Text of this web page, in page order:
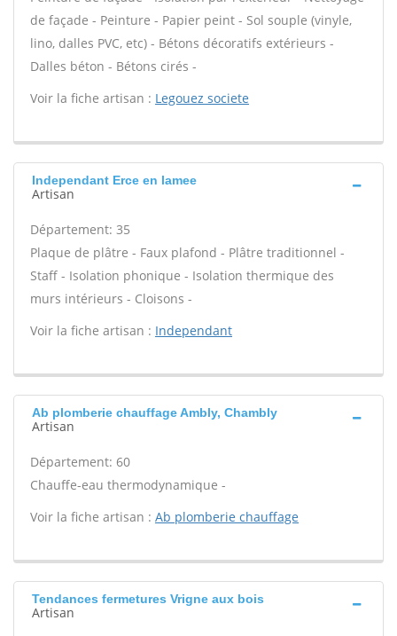
de façade - Peinture - Papier peint - Sol souple (vinyle,
lino, dalles PVC, etc) - Bétons décoratifs extérieurs -
Dalles béton - Bétons cirés -
Voir la fiche artisan : Legouez societe
Independant Erce en lamee
Artisan
Département: 35
Plaque de plâtre - Faux plafond - Plâtre traditionnel -
Staff - Isolation phonique - Isolation thermique des
murs intérieurs - Cloisons -
Voir la fiche artisan : Independant
Ab plomberie chauffage Ambly, Chambly
Artisan
Département: 60
Chauffe-eau thermodynamique -
Voir la fiche artisan : Ab plomberie chauffage
Tendances fermetures Vrigne aux bois
Artisan